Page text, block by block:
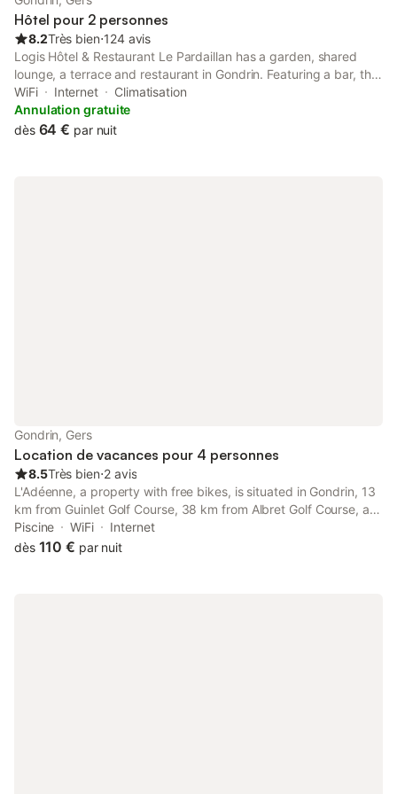
Hôtel pour 2 personnes
8.2Très bien⋅124 avis
Logis Hôtel & Restaurant Le Pardaillan has a garden, shared
lounge, a terrace and restaurant in Gondrin. Featuring a bar, the
3-star hotel has air-conditioned rooms with a private bathroom.
WiFi Internet
Climatisation
Annulation gratuite
dès 64 € par nuit
Gondrin, Gers
Location de vacances pour 4 personnes
8.5Très bien⋅2 avis
L'Adéenne, a property with free bikes, is situated in Gondrin, 13
km from Guinlet Golf Course, 38 km from Albret Golf Course, as
well as 44 km from Fleurance Golf Course. This property offers
access to a terrace, free private parking and free WiFi.
Piscine WiFi
Internet
dès 110 € par nuit